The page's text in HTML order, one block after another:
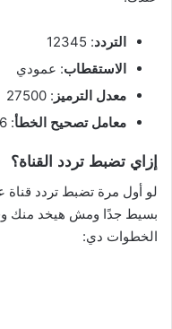
التردد: 12345
الاستقطاب: عمودي
معدل الترميز : 27500
معامل تصحيح الخطأ: 5/6
إزاي تضبط تردد القناة؟
لو أول مرة تضبط تردد
بسيط جدًا ومش هيخد منك
الخطوات دي: